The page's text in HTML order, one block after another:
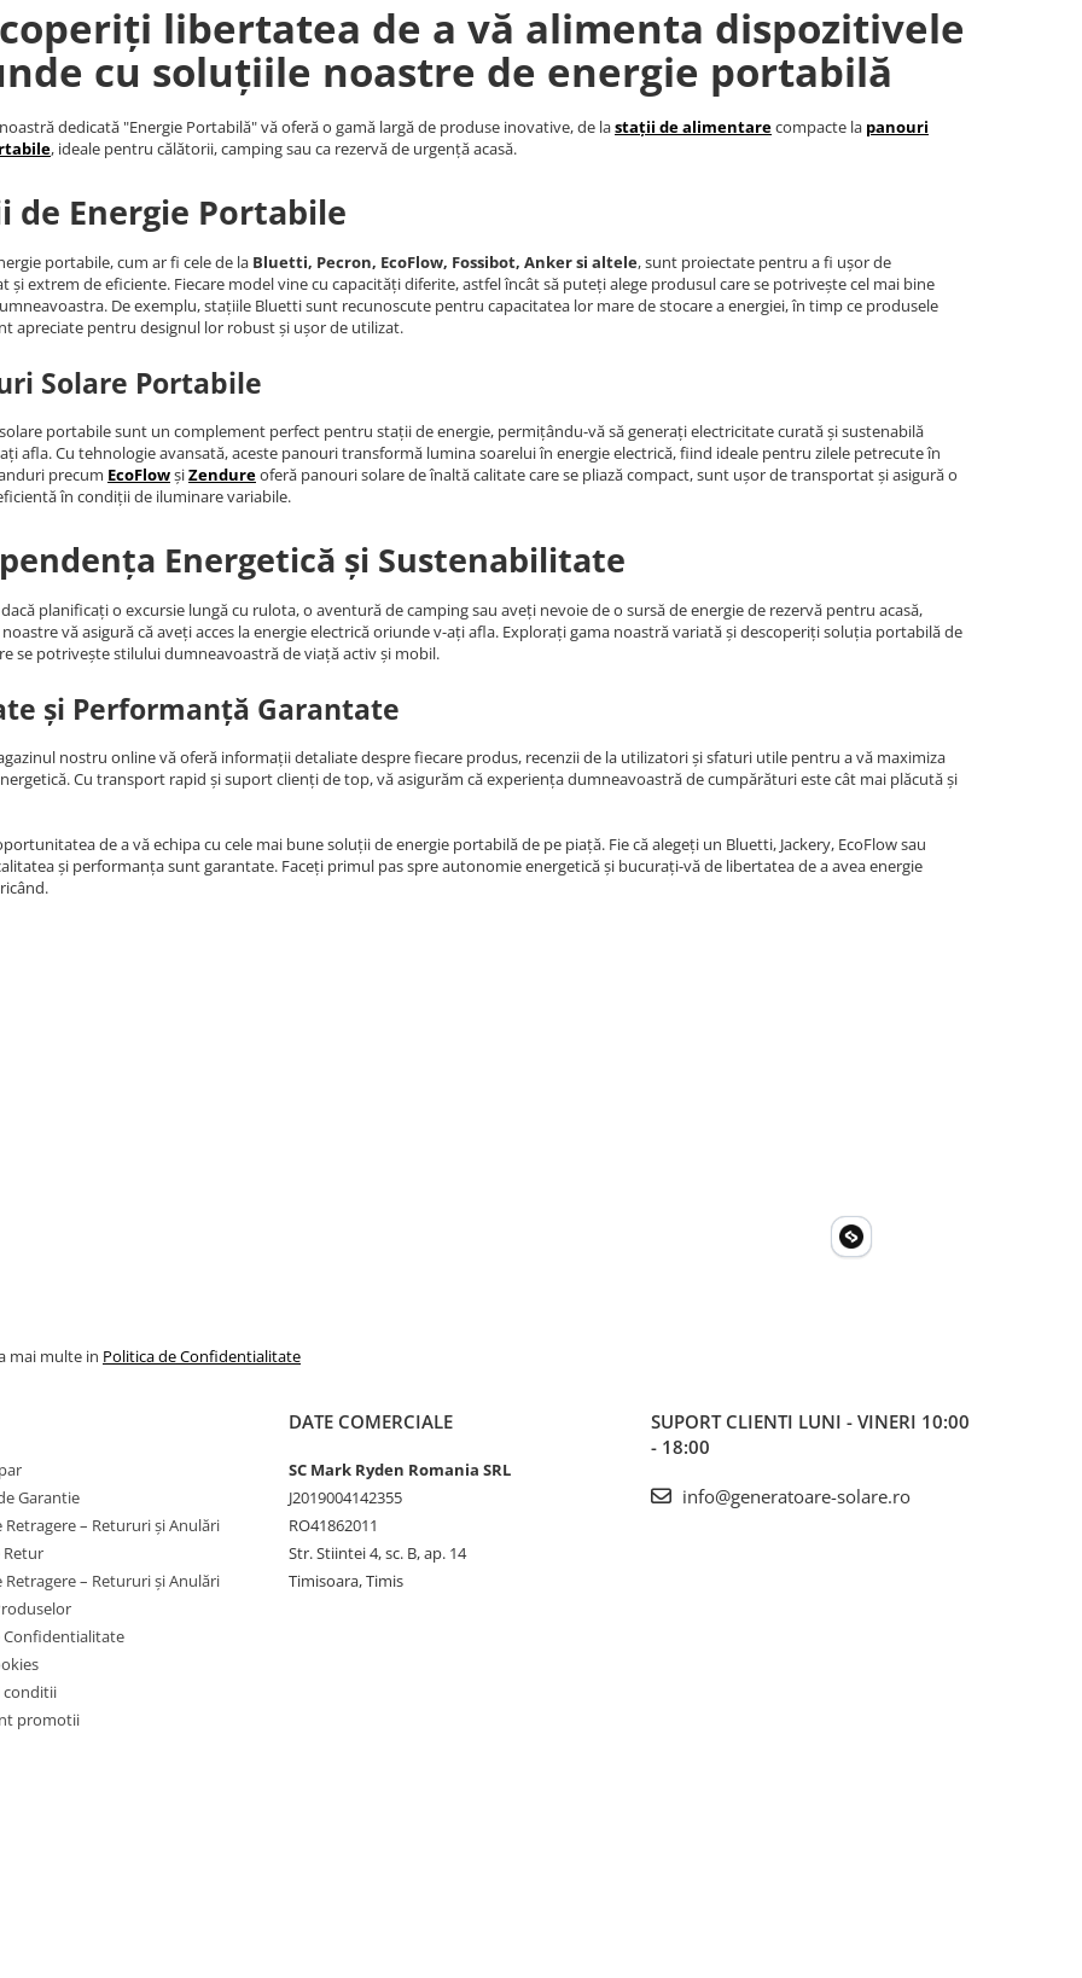
libertatea de a vă alimenta dispozitivele
cu soluțiile noastre de energie portabilă
dedicată "Energie Portabilă" vă oferă o gamă largă de produse inovative, de lastații de alimentarecompacte la panouri
, ideale pentru călătorii, camping sau ca rezervă de urgență acasă.
de Energie Portabile
portabile, cum ar fi cele de la Bluetti, Pecron, EcoFlow, Fossibot, Anker si altele, sunt proiectate pentru a fi ușor de
și extrem de eficiente. Fiecare model vine cu capacități diferite, astfel încât să puteți alege produsul care se potrivește cel mai bine
De exemplu, stațiile Bluetti sunt recunoscute pentru capacitatea lor mare de stocare a energiei, în timp ce produsele
apreciate pentru designul lor robust și ușor de utilizat.
Solare Portabile
portabile sunt un complement perfect pentru stații de energie, permițându-vă să generați electricitate curată și sustenabilă
afla. Cu tehnologie avansată, aceste panouri transformă lumina soarelui în energie electrică, fiind ideale pentru zilele petrecute în
precum EcoFlowșiZendureoferă panouri solare de înaltă calitate care se pliază compact, sunt ușor de transportat și asigură o
în condiții de iluminare variabile.
Energetică și Sustenabilitate
planificați o excursie lungă cu rulota, o aventură de camping sau aveți nevoie de o sursă de energie de rezervă pentru acasă,
vă asigură că aveți acces la energie electrică oriunde v-ați afla. Explorați gama noastră variată și descoperiți soluția portabilă de
se potrivește stilului dumneavoastră de viață activ și mobil.
și Performanță Garantate
nostru online vă oferă informații detaliate despre fiecare produs, recenzii de la utilizatori și sfaturi utile pentru a vă maximiza
Cu transport rapid și suport clienți de top, vă asigurăm că experiența dumneavoastră de cumpărături este cât mai plăcută și
de a vă echipa cu cele mai bune soluții de energie portabilă de pe piață. Fie că alegeți un Bluetti, Jackery, EcoFlow sau
și performanța sunt garantate. Faceți primul pas spre autonomie energetică și bucurați-vă de libertatea de a avea energie
mai multe in Politica de Confidentialitate
Garantie
Retragere – Retururi și Anulări
Retur
Retragere – Retururi și Anulări
Confidentialitate
conditii
promotii
DATE COMERCIALE
SC Mark Ryden Romania SRL
J2019004142355
RO41862011
Str. Stiintei 4, sc. B, ap. 14
Timisoara, Timis
SUPORT CLIENTI LUNI - VINERI 10:00
- 18:00
info@generatoare-solare.ro